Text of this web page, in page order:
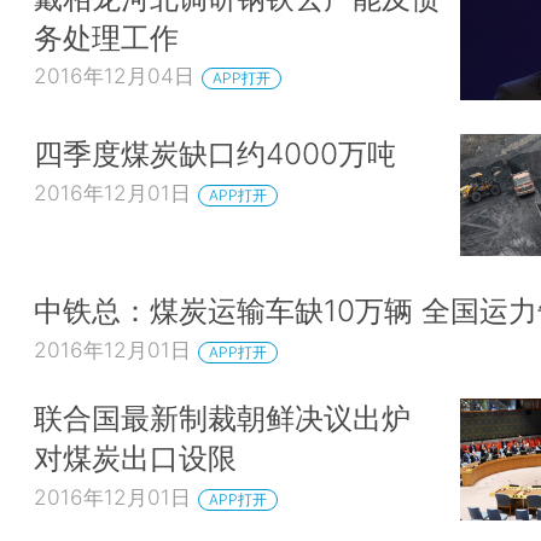
务处理工作
2016年12月04日 APP打开
四季度煤炭缺口约4000万吨
2016年12月01日 APP打开
中铁总：煤炭运输车缺10万辆 全国运
2016年12月01日 APP打开
联合国最新制裁朝鲜决议出炉
对煤炭出口设限
2016年12月01日 APP打开